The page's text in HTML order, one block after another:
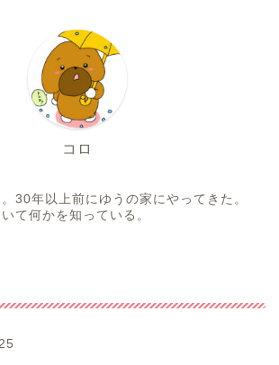
コロ
30年以上前にゆうの家にやってきた。
て何かを知っている。